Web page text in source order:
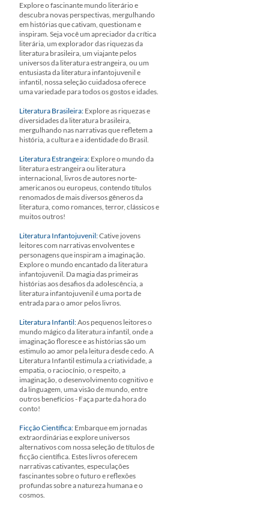
Explore o fascinante mundo literário e
descubra novas perspectivas, mergulhando
em histórias que cativam, questionam e
inspiram. Seja você um apreciador da crítica
literária, um explorador das riquezas da
literatura brasileira, um viajante pelos
universos da literatura estrangeira, ou um
entusiasta da literatura infantojuvenil e
infantil, nossa seleção cuidadosa oferece
uma variedade para todos os gostos e idades.
Literatura Brasileira: Explore as riquezas e
diversidades da literatura brasileira,
mergulhando nas narrativas que refletem a
história, a cultura e a identidade do Brasil.
Literatura Estrangeira: Explore o mundo da
literatura estrangeira ou literatura
internacional, livros de autores norte-
americanos ou europeus, contendo títulos
renomados de mais diversos gêneros da
literatura, como romances, terror, clássicos e
muitos outros!
Literatura Infantojuvenil:Cative jovens
leitores com narrativas envolventes e
personagens que inspiram a imaginação.
Explore o mundo encantado da literatura
infantojuvenil. Da magia das primeiras
histórias aos desafios da adolescência, a
literatura infantojuvenil é uma porta de
entrada para o amor pelos livros.
Literatura Infantil:Aos pequenos leitores o
mundo mágico da literatura infantil, onde a
imaginação floresce e as histórias são um
estimulo ao amor pela leitura desde cedo. A
Literatura Infantil estimula a criatividade, a
empatia, o raciocínio, o respeito, a
imaginação, o desenvolvimento cognitivo e
da linguagem, uma visão de mundo, entre
outros benefícios - Faça parte da hora do
conto!
Ficção Científica: Embarque em jornadas
extraordinárias e explore universos
alternativos com nossa seleção de títulos de
ficção científica. Estes livros oferecem
narrativas cativantes, especulações
fascinantes sobre o futuro e reflexões
profundas sobre a natureza humana e o
cosmos.